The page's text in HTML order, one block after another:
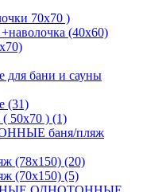
70х70 )
(40х60)
для бани и сауны
(31)
50х70 ) (1)
баня/пляж
(78х150) (20)
(70х150) (5)